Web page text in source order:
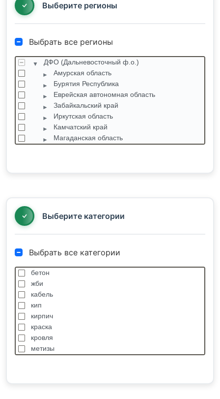
Выберите регионы
Выбрать все регионы
ДФО (Дальневосточный ф.о.)
Амурская область
Бурятия Республика
Еврейская автономная область
Забайкальский край
Иркутская область
Камчатский край
Магаданская область
Выберите категории
Выбрать все категории
бетон
жби
кабель
кип
кирпич
краска
кровля
метизы